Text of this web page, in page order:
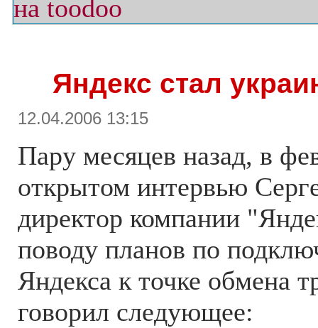
Яндекс стал
12.04.2006 13:15
Пару месяцев назад, в
открытом интервью
директор компании
поводу планов по
Яндекса к точке обмена
говорил следующее: